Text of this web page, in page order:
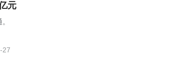
元
27